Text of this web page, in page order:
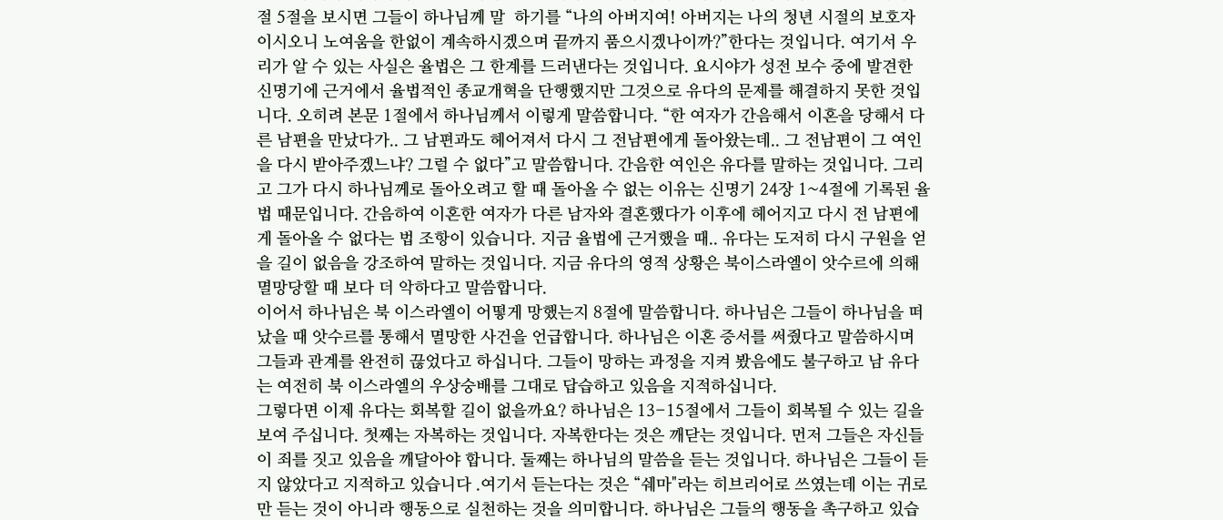
절 5절을 보시면 그들이 하나님께 말  하기를 “나의 아버지여! 아버지는 나의 청년 시절의 보호자
이시오니 노여움을 한없이 계속하시겠으며 끝까지 품으시겠나이까?”한다는 것입니다. 여기서 우
리가 알 수 있는 사실은 율법은 그 한계를 드러낸다는 것입니다. 요시야가 성전 보수 중에 발견한
신명기에 근거에서 율법적인 종교개혁을 단행했지만 그것으로 유다의 문제를 해결하지 못한 것입
니다. 오히려 본문 1절에서 하나님께서 이렇게 말씀합니다. “한 여자가 간음해서 이혼을 당해서 다
른 남편을 만났다가.. 그 남편과도 헤어져서 다시 그 전남편에게 돌아왔는데.. 그 전남편이 그 여인
을 다시 받아주겠느냐? 그럴 수 없다”고 말씀합니다. 간음한 여인은 유다를 말하는 것입니다. 그리
고 그가 다시 하나님께로 돌아오려고 할 때 돌아올 수 없는 이유는 신명기 24장 1~4절에 기록된 율
법 때문입니다. 간음하여 이혼한 여자가 다른 남자와 결혼했다가 이후에 헤어지고 다시 전 남편에
게 돌아올 수 없다는 법 조항이 있습니다. 지금 율법에 근거했을 때.. 유다는 도저히 다시 구원을 얻
을 길이 없음을 강조하여 말하는 것입니다. 지금 유다의 영적 상황은 북이스라엘이 앗수르에 의해
멸망당할 때 보다 더 악하다고 말씀합니다.
이어서 하나님은 북 이스라엘이 어떻게 망했는지 8절에 말씀합니다. 하나님은 그들이 하나님을 떠
났을 때 앗수르를 통해서 멸망한 사건을 언급합니다. 하나님은 이혼 증서를 써줬다고 말씀하시며
그들과 관계를 완전히 끊었다고 하십니다. 그들이 망하는 과정을 지켜 봤음에도 불구하고 남 유다
는 여전히 북 이스라엘의 우상숭배를 그대로 답습하고 있음을 지적하십니다.
그렇다면 이제 유다는 회복할 길이 없을까요? 하나님은 13-15절에서 그들이 회복될 수 있는 길을
보여 주십니다. 첫째는 자복하는 것입니다. 자복한다는 것은 깨닫는 것입니다. 먼저 그들은 자신들
이 죄를 짓고 있음을 깨달아야 합니다. 둘째는 하나님의 말씀을 듣는 것입니다. 하나님은 그들이 듣
지 않았다고 지적하고 있습니다 .여기서 듣는다는 것은 “쉐마"라는 히브리어로 쓰였는데 이는 귀로
만 듣는 것이 아니라 행동으로 실천하는 것을 의미합니다. 하나님은 그들의 행동을 촉구하고 있습